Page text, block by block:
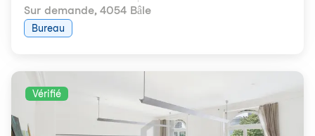
Sur demande, 4054 Bâle
Bureau
Vérifié